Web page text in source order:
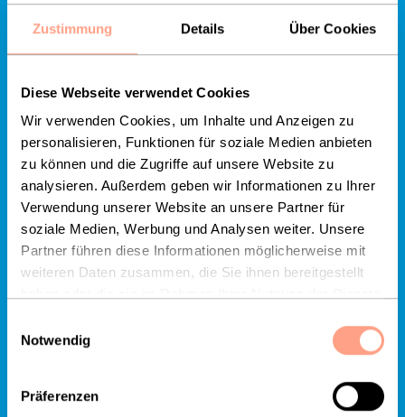
Zustimmung Details Über Cookies
Diese Webseite verwendet Cookies
Wir verwenden Cookies, um Inhalte und Anzeigen zu
personalisieren, Funktionen für soziale Medien anbieten
zu können und die Zugriffe auf unsere Website zu
analysieren. Außerdem geben wir Informationen zu Ihrer
Verwendung unserer Website an unsere Partner für
soziale Medien, Werbung und Analysen weiter. Unsere
Partner führen diese Informationen möglicherweise mit
weiteren Daten zusammen, die Sie ihnen bereitgestellt
Notwendig
Präferenzen
Ganz viel neue Power liefert unser Corporate Design für die
Zukunft 💪